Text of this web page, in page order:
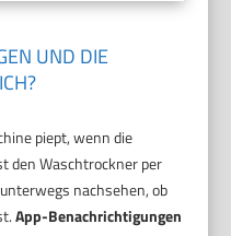
UND DIE
piept, wenn die
den Waschtrockner per
nachsehen, ob
App-Benachrichtigungen